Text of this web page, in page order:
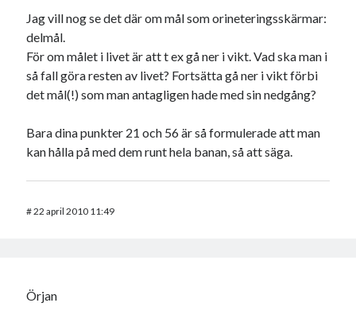
Jag vill nog se det där om mål som orineteringsskärmar:
delmål.
För om målet i livet är att t ex gå ner i vikt. Vad ska man i
så fall göra resten av livet? Fortsätta gå ner i vikt förbi
det mål(!) som man antagligen hade med sin nedgång?
Bara dina punkter 21 och 56 är så formulerade att man
kan hålla på med dem runt hela banan, så att säga.
#22 april 2010 11:49
Örjan